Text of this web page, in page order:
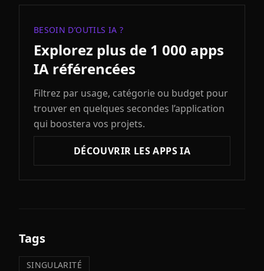
BESOIN D’OUTILS IA ?
Explorez plus de 1 000 apps
IA référencées
Filtrez par usage, catégorie ou budget pour
trouver en quelques secondes l’application
qui boostera vos projets.
DÉCOUVRIR LES APPS IA
Tags
SINGULARITÉ